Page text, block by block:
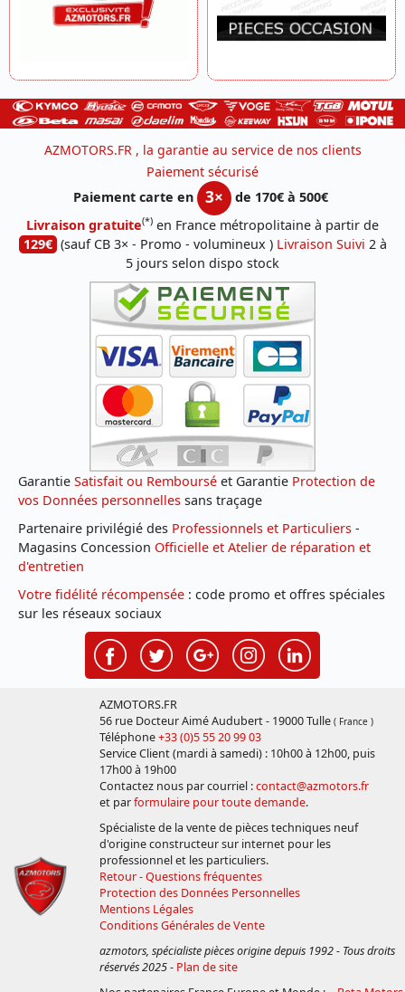
AZMOTORS.FR , la garantie au service de nos clients
Paiement sécurisé
Paiement carte en
3×
de 170€ à 500€
Livraison gratuite(*) en France métropolitaine à partir de
129€ (sauf CB 3× - Promo - volumineux ) Livraison Suivi 2 à
5 jours selon dispo stock
Garantie Satisfait ou Remboursé et Garantie Protection de
vos Données personnelles sans traçage
Partenaire privilégié des Professionnels et Particuliers -
Magasins Concession Officielle et Atelier de réparation et
d'entretien
Votre fidélité récompensée : code promo et offres spéciales
sur les réseaux sociaux
AZMOTORS.FR
56 rue Docteur Aimé Audubert - 19000 Tulle ( France )
Téléphone+33 (0)5 55 20 99 03
Service Client (mardi à samedi) : 10h00 à 12h00, puis
17h00 à 19h00
Contactez nous par courriel :contact@azmotors.fr
et parformulaire pour toute demande.
Spécialiste de la vente de pièces techniques neuf
d'origine constructeur sur internet pour les
professionnel et les particuliers.
Retour - Questions fréquentes
Protection des Données Personnelles
Mentions Légales
Conditions Générales de Vente
azmotors, spécialiste pièces origine depuis 1992 - Tous droits
réservés 2025- Plan de site